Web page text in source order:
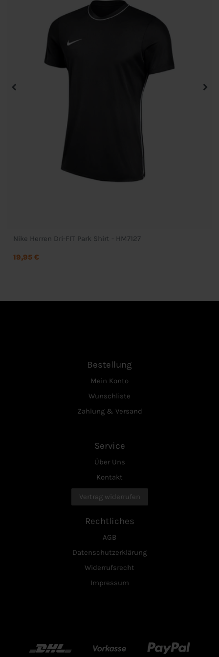
Nike Herren Dri-FIT Park Shirt - HM7127
19,95 €
Bestellung
Mein Konto
Wunschliste
Zahlung & Versand
Service
Über Uns
Kontakt
Vertrag widerrufen
Rechtliches
AGB
Datenschutzerklärung
Widerrufsrecht
Impressum
DHL Vorkasse Paypal